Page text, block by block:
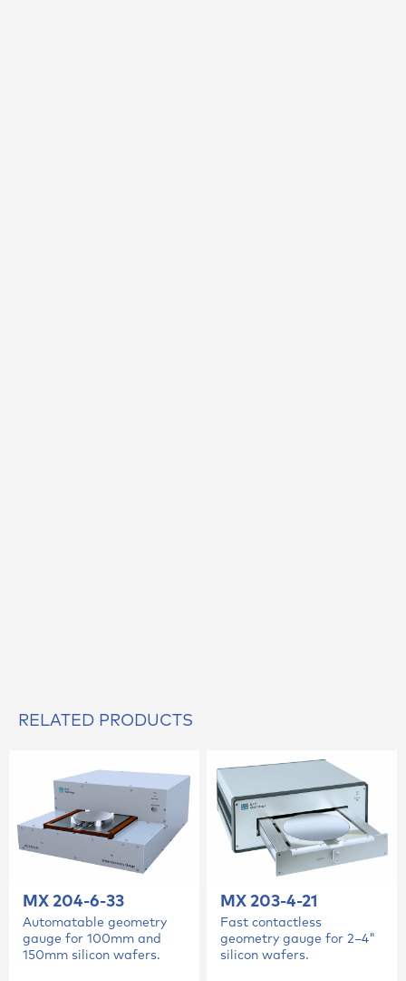
RELATED PRODUCTS
MX 204-6-33
Automatable geometry
gauge for 100mm and
150mm silicon wafers.
MX 203-4-21
Fast contactless
geometry gauge for 2–4"
silicon wafers.